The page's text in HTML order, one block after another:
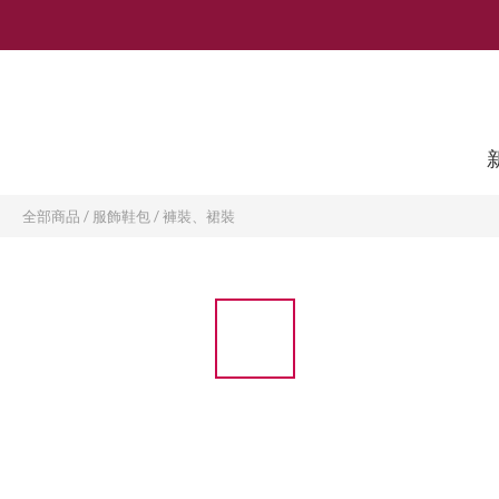
全部商品 / 服飾鞋包/褲裝、裙裝